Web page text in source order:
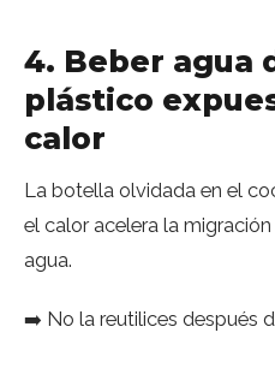
4. Beber agua
plástico
calor
La botella olvidada en el
el calor acelera la
agua.
➡️ No la reutilices después